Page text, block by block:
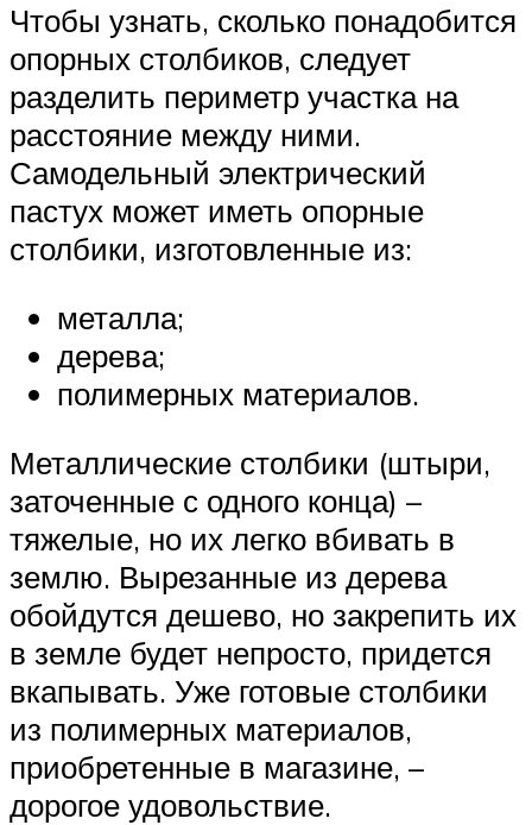
Чтобы узнать, сколько понадобится
опорных столбиков, следует
разделить периметр участка на
расстояние между ними.
Самодельный электрический
пастух может иметь опорные
столбики, изготовленные из:
металла;
дерева;
полимерных материалов.
Металлические столбики (штыри,
заточенные с одного конца) –
тяжелые, но их легко вбивать в
землю. Вырезанные из дерева
обойдутся дешево, но закрепить их
в земле будет непросто, придется
вкапывать. Уже готовые столбики
из полимерных материалов,
приобретенные в магазине, –
дорогое удовольствие.